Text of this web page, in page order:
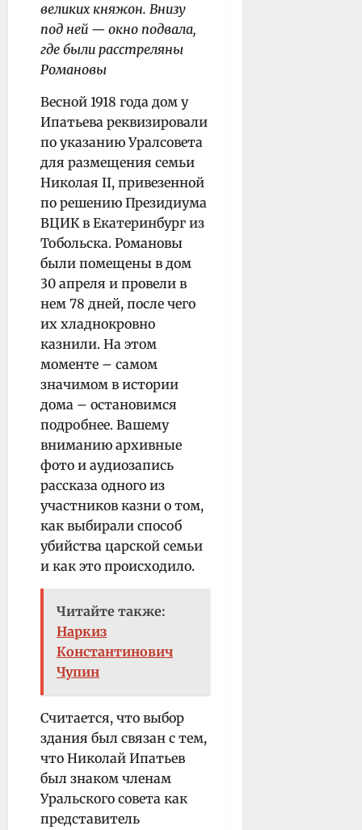
великих княжон. Внизу
под ней — окно подвала,
где были расстреляны
Романовы
Весной 1918 года дом у
Ипатьева реквизировали
по указанию Уралсовета
для размещения семьи
Николая II, привезенной
по решению Президиума
ВЦИК в Екатеринбург из
Тобольска. Романовы
были помещены в дом
30 апреля и провели в
нем 78 дней, после чего
их хладнокровно
казнили. На этом
моменте – самом
значимом в истории
дома – остановимся
подробнее. Вашему
вниманию архивные
фото и аудиозапись
рассказа одного из
участников казни о том,
как выбирали способ
убийства царской семьи
и как это происходило.
Читайте также:
Наркиз
Константинович
Чупин
Считается, что выбор
здания был связан с тем,
что Николай Ипатьев
был знаком членам
Уральского совета как
представитель